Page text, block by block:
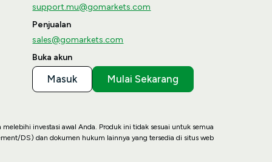
support.mu@gomarkets.com
Penjualan
sales@gomarkets.com
Buka akun
Masuk Mulai Sekarang
investasi awal Anda. Produk ini tidak sesuai untuk semua
DS) dan dokumen hukum lainnya yang tersedia di situs web